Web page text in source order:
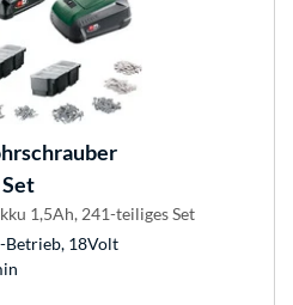
1,5Ah, 241-teiliges Set
Betrieb, 18Volt